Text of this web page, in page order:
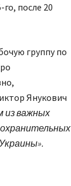
после 20
группу по
Янукович
из важных